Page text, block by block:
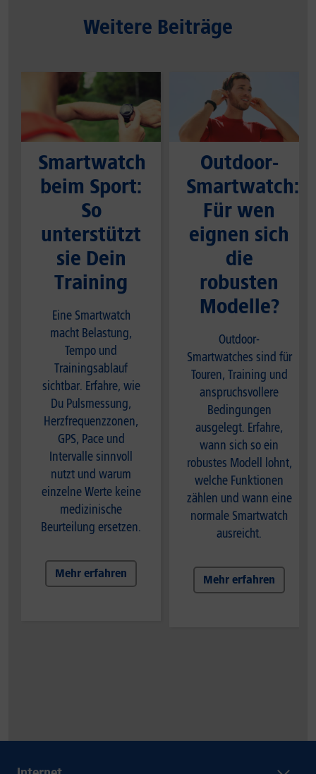
Weitere Beiträge
Smartwatch
beim Sport:
So
unterstützt
sie Dein
Training
Eine Smartwatch
macht Belastung,
Tempo und
Trainingsablauf
sichtbar. Erfahre, wie
Du Pulsmessung,
Herzfrequenzzonen,
GPS, Pace und
Intervalle sinnvoll
nutzt und warum
einzelne Werte keine
medizinische
Beurteilung ersetzen.
Mehr erfahren
Outdoor-
Smartwatch:
Für wen
eignen sich
die
robusten
Modelle?
Outdoor-
Smartwatches sind für
Touren, Training und
anspruchsvollere
Bedingungen
ausgelegt. Erfahre,
wann sich so ein
robustes Modell lohnt,
welche Funktionen
zählen und wann eine
normale Smartwatch
ausreicht.
Mehr erfahren